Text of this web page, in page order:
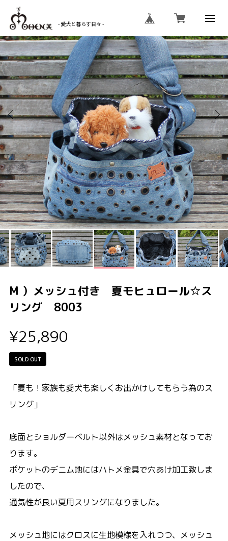
- 愛犬と暮らす日々 -
M ）メッシュ付き 夏モヒュロール☆ス
リング 8003
¥25,890
SOLD OUT
「夏も！家族も愛犬も楽しくお出かけしてもらう為のス
リング」
底面とショルダーベルト以外はメッシュ素材となってお
ります。
ポケットのデニム地にはハトメ金具で穴あけ加工致しま
したので、
通気性が良い夏用スリングになりました。
メッシュ地にはクロスに生地模様を入れつつ、メッシュ